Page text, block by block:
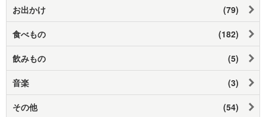
お出かけ (79)
食べもの (182)
飲みもの (5)
音楽 (3)
その他 (54)